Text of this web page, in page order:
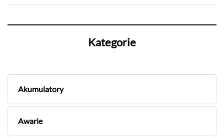
Kategorie
Akumulatory
Awarie